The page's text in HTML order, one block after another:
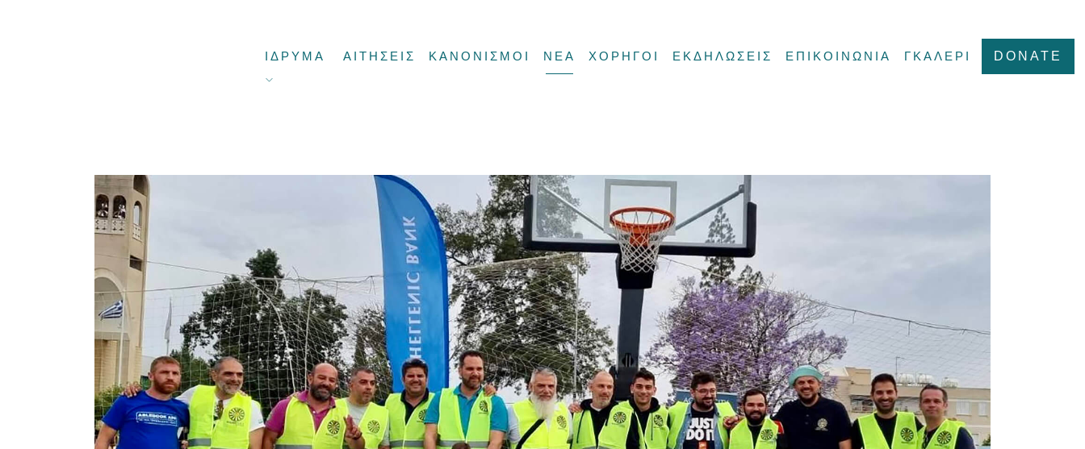
ΙΔΡΥΜΑ ΑΙΤΗΣΕΙΣ ΚΑΝΟΝΙΣΜΟΙ ΝΕΑ ΧΟΡΗΓΟΙ ΕΚΔΗΛΩΣΕΙΣ ΕΠΙΚΟΙΝΩΝΙΑ ΓΚΑΛΕΡΙ DONATE